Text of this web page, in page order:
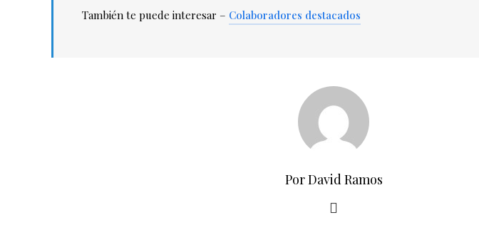
También te puede interesar – Colaboradores destacados
Por David Ramos